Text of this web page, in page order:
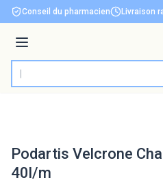
Aller au contenu
Conseil du pharmacien Livraison
Menu
Rechercher
Podartis Velcrone
40l/m